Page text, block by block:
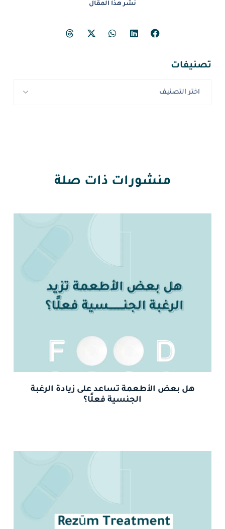
نشر هذا المقال
تصنيفات
اختر التصنيف
منشورات ذات صلة
هل بعض الأطعمة تساعد على زيادة الرغبة
الجنسية فعلًا؟